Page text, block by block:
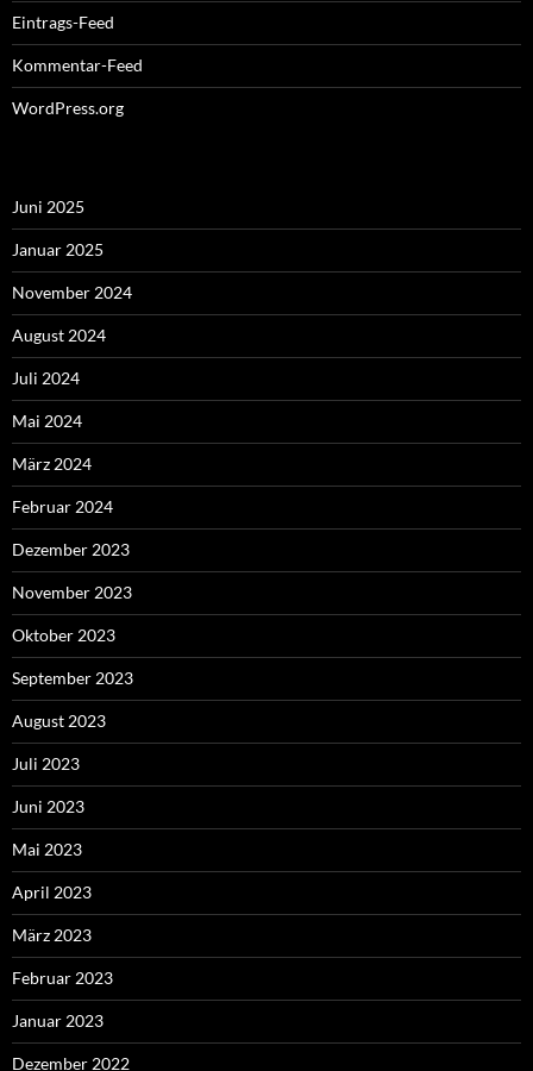
Eintrags-Feed
Kommentar-Feed
WordPress.org
Juni 2025
Januar 2025
November 2024
August 2024
Juli 2024
Mai 2024
März 2024
Februar 2024
Dezember 2023
November 2023
Oktober 2023
September 2023
August 2023
Juli 2023
Juni 2023
Mai 2023
April 2023
März 2023
Februar 2023
Januar 2023
Dezember 2022